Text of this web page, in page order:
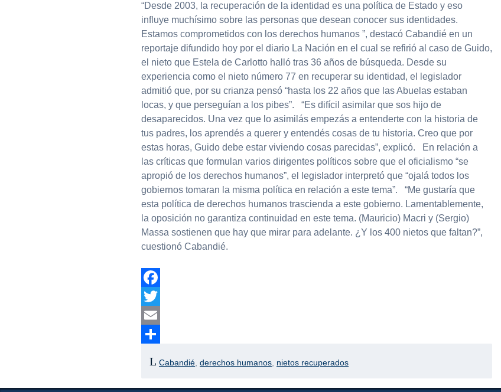
Compartir
“Desde 2003, la recuperación de la identidad es una política de Estado y eso
influye muchísimo sobre las personas que desean conocer sus identidades.
Estamos comprometidos con los derechos humanos ”, destacó Cabandié en un
reportaje difundido hoy por el diario La Nación en el cual se refirió al caso de Guido,
el nieto que Estela de Carlotto halló tras 36 años de búsqueda. Desde su
experiencia como el nieto número 77 en recuperar su identidad, el legislador
admitió que, por su crianza pensó “hasta los 22 años que las Abuelas estaban
locas, y que perseguían a los pibes”. “Es difícil asimilar que sos hijo de
desaparecidos. Una vez que lo asimilás empezás a entenderte con la historia de
tus padres, los aprendés a querer y entendés cosas de tu historia. Creo que por
estas horas, Guido debe estar viviendo cosas parecidas”, explicó. En relación a
las críticas que formulan varios dirigentes políticos sobre que el oficialismo “se
apropió de los derechos humanos”, el legislador interpretó que “ojalá todos los
gobiernos tomaran la misma política en relación a este tema”. “Me gustaría que
esta política de derechos humanos trascienda a este gobierno. Lamentablemente,
la oposición no garantiza continuidad en este tema. (Mauricio) Macri y (Sergio)
Massa sostienen que hay que mirar para adelante. ¿Y los 400 nietos que faltan?”,
cuestionó Cabandié.
Facebook
Twitter
Email
Cabandié ,derechos humanos nietos recuperados